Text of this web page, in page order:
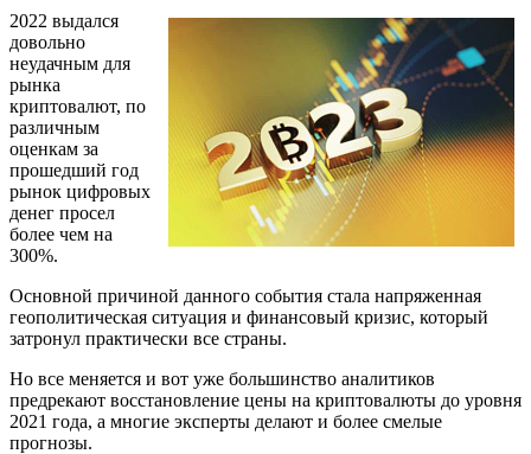
2022 выдался
довольно
неудачным для
рынка
криптовалют, по
различным
оценкам за
прошедший год
рынок цифровых
денег просел
более чем на
300%.
Основной причиной данного события стала напряженная
геополитическая ситуация и финансовый кризис, который
затронул практически все страны.
Но все меняется и вот уже большинство аналитиков
предрекают восстановление цены на криптовалюты до уровня
2021 года, а многие эксперты делают и более смелые
прогнозы.